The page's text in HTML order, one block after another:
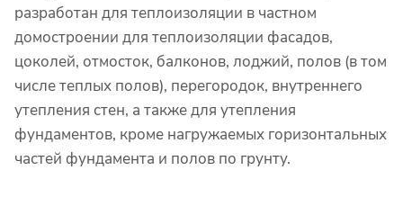
разработан для теплоизоляции в частном
домостроении для теплоизоляции фасадов,
цоколей, отмосток, балконов, лоджий, полов (в том
числе теплых полов), перегородок, внутреннего
утепления стен, а также для утепления
фундаментов, кроме нагружаемых горизонтальных
частей фундамента и полов по грунту.